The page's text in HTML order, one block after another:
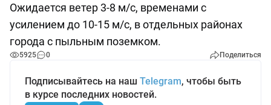
Ожидается ветер 3-8 м/с, временами с
усилением до 10-15 м/с, в отдельных районах
города с пыльным поземком.
5925 0 Поделиться
Подписывайтесь на наш Telegram, чтобы быть
в курсе последних новостей.